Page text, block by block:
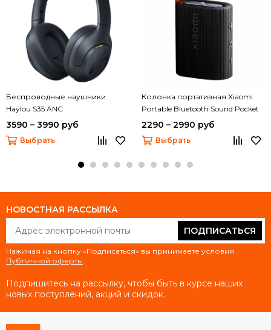
Беспроводные наушники
Haylou S35 ANC
3590 – 3990 руб
Выбрать
Колонка портативная Xiaomi
Portable Bluetooth Sound Pocket
(MDZ-37-DB)
2290 – 2990 руб
Выбрать
НОВОСТНАЯ РАССЫЛКА
ПОДПИСАТЬСЯ
Нажимая на кнопку «Подписаться» вы принимаете условия
Публичной оферты.
Подпишитесь на рассылку, чтобы быть в курсе наших
новых поступлений, акций и скидок.